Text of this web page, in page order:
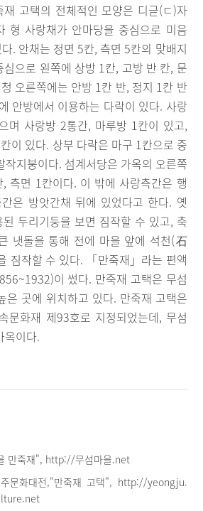
고택의 전체적인 모양은 디귿(ㄷ)자
형 사랑채가 안마당을 중심으로 미음
. 안채는 정면 5칸, 측면 5칸의 맞배지
으로 왼쪽에 상방 1칸, 고방 반 칸, 문
오른쪽에는 안방 1칸 반, 정지 1칸 반
안방에서 이용하는 다락이 있다. 사랑
며 사랑방 2통간, 마루방 1칸이 있고,
이 있다. 상부 다락은 마구 1칸으로 중
작지붕이다. 섬계서당은 가옥의 오른쪽
측면 1칸이다. 이 밖에 사랑측간은 행
은 방앗간채 뒤에 있었다고 한다. 옛
두리기둥을 보면 짐작할 수 있고, 축
냇돌을 통해 전에 마을 앞에 석천(石
짐작할 수 있다. 「만죽재」라는 편액
이 썼다. 만죽재 고택은 무섬
은 곳에 위치하고 있다. 만죽재 고택은
문화재 제93호로 지정되었는데, 무섬
옥이다.
만죽재", http://무섬마을.net
주문화대전,"만죽재 고택", http://yeongju.